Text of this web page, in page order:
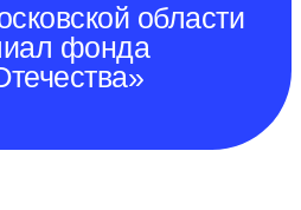
области
фонда